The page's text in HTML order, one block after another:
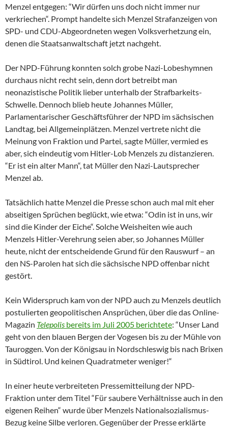
Menzel entgegen: “Wir dürfen uns doch nicht immer nur
verkriechen“. Prompt handelte sich Menzel Strafanzeigen von
SPD- und CDU-Abgeordneten wegen Volksverhetzung ein,
denen die Staatsanwaltschaft jetzt nachgeht.
Der NPD-Führung konnten solch grobe Nazi-Lobeshymnen
durchaus nicht recht sein, denn dort betreibt man
neonazistische Politik lieber unterhalb der Strafbarkeits-
Schwelle. Dennoch blieb heute Johannes Müller,
Parlamentarischer Geschäftsführer der NPD im sächsischen
Landtag, bei Allgemeinplätzen. Menzel vertrete nicht die
Meinung von Fraktion und Partei, sagte Müller, vermied es
aber, sich eindeutig vom Hitler-Lob Menzels zu distanzieren.
“Er ist ein alter Mann“, tat Müller den Nazi-Lautsprecher
Menzel ab.
Tatsächlich hatte Menzel die Presse schon auch mal mit eher
abseitigen Sprüchen beglückt, wie etwa: “Odin ist in uns, wir
sind die Kinder der Eiche“. Solche Weisheiten wie auch
Menzels Hitler-Verehrung seien aber, so Johannes Müller
heute, nicht der entscheidende Grund für den Rauswurf – an
den NS-Parolen hat sich die sächsische NPD offenbar nicht
gestört.
Kein Widerspruch kam von der NPD auch zu Menzels deutlich
postulierten geopolitischen Ansprüchen, über die das Online-
Magazin Telepolis bereits im Juli 2005 berichtete: “Unser Land
geht von den blauen Bergen der Vogesen bis zu der Mühle von
Tauroggen. Von der Königsau in Nordschleswig bis nach Brixen
in Südtirol. Und keinen Quadratmeter weniger!“
In einer heute verbreiteten Pressemitteilung der NPD-
Fraktion unter dem Titel “Für saubere Verhältnisse auch in den
eigenen Reihen“ wurde über Menzels Nationalsozialismus-
Bezug keine Silbe verloren. Gegenüber der Presse erklärte